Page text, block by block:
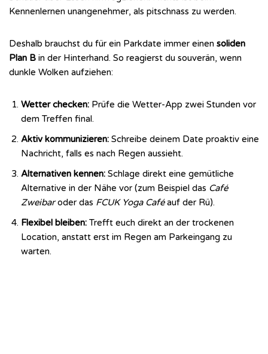
Kennenlernen unangenehmer, als pitschnass zu werden.
Deshalb brauchst du für ein Parkdate immer einen soliden
Plan B in der Hinterhand. So reagierst du souverän, wenn
dunkle Wolken aufziehen:
Wetter checken: Prüfe die Wetter-App zwei Stunden vor
dem Treffen final.
Aktiv kommunizieren: Schreibe deinem Date proaktiv eine
Nachricht, falls es nach Regen aussieht.
Alternativen kennen: Schlage direkt eine gemütliche
Alternative in der Nähe vor (zum Beispiel das Café
Zweibaroder das FCUK Yoga Caféauf der Rü).
Flexibel bleiben: Trefft euch direkt an der trockenen
Location, anstatt erst im Regen am Parkeingang zu
warten.